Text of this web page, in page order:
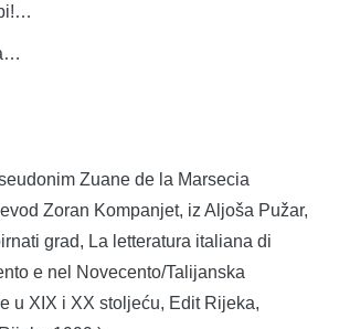
Zuane de la Marsecia
Zoran Kompanjet, iz Aljoša Pužar,
grad, La letteratura italiana di
e nel Novecento/Talijanska
u XIX i XX stoljeću, Edit Rijeka,